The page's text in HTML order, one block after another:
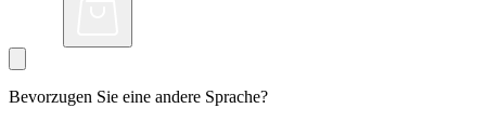
Bevorzugen Sie eine andere Sprache?